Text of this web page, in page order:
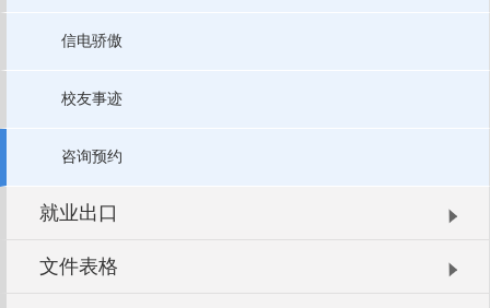
信电骄傲
校友事迹
咨询预约
就业出口
文件表格